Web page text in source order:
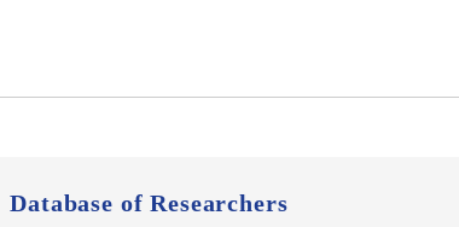
Database of Researchers